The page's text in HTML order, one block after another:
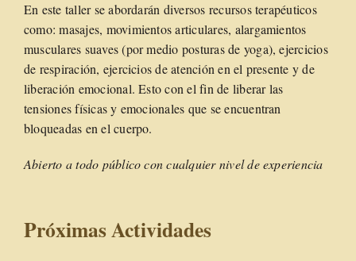
En este taller se abordarán diversos recursos terapéuticos
como: masajes, movimientos articulares, alargamientos
musculares suaves (por medio posturas de yoga), ejercicios
de respiración, ejercicios de atención en el presente y de
liberación emocional. Esto con el fin de liberar las
tensiones físicas y emocionales que se encuentran
bloqueadas en el cuerpo.
Abierto a todo público con cualquier nivel de experiencia
Próximas Actividades